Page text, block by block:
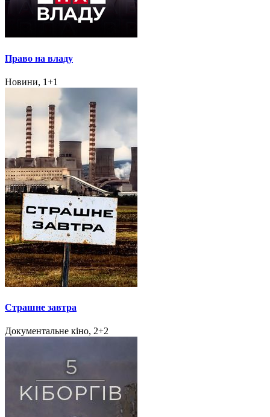
Право на владу
Новини, 1+1
Страшне завтра
Документальне кіно, 2+2